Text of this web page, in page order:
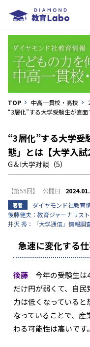
TOP 中高一貫校・高校
“3層化”する大学受験生が直
“3層化”する大学受
態」とは【大学入試
G＆I大学対談（5）
【第55回】
著者
ダイヤモンド社教育
後藤健夫：教育ジャーナリス
井沢 秀：「大学通信」情報調
急速に変化する
後藤 今年の受験生は
だけ円が弱くて、自
力は低くなっている
なっていることで、
わる可能性は高いです。